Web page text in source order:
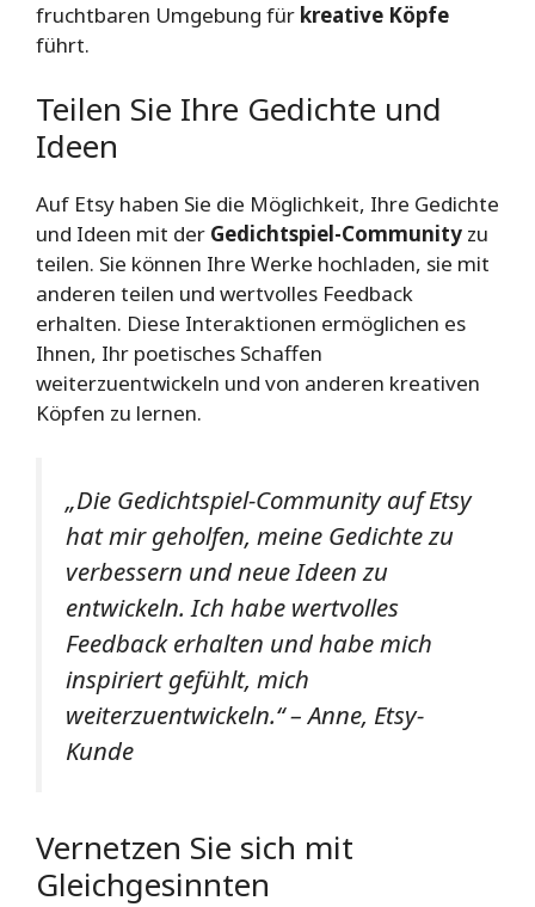
fruchtbaren Umgebung für kreative Köpfe
führt.
Teilen Sie Ihre Gedichte und
Ideen
Auf Etsy haben Sie die Möglichkeit, Ihre Gedichte
und Ideen mit der Gedichtspiel-Community zu
teilen. Sie können Ihre Werke hochladen, sie mit
anderen teilen und wertvolles Feedback
erhalten. Diese Interaktionen ermöglichen es
Ihnen, Ihr poetisches Schaffen
weiterzuentwickeln und von anderen kreativen
Köpfen zu lernen.
„Die Gedichtspiel-Community auf Etsy
hat mir geholfen, meine Gedichte zu
verbessern und neue Ideen zu
entwickeln. Ich habe wertvolles
Feedback erhalten und habe mich
inspiriert gefühlt, mich
weiterzuentwickeln.“ – Anne, Etsy-
Kunde
Vernetzen Sie sich mit
Gleichgesinnten